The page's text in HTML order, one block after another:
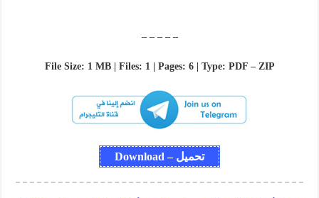
– – – – –
File Size: 1 MB | Files: 1 | Pages: 6 | Type: PDF – ZIP
تحميل – Download